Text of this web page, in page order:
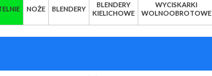
NOŻE BLENDERY
BLENDERY
KIELICHOWE
WYCISKARKI
WOLNOOBROTOWE